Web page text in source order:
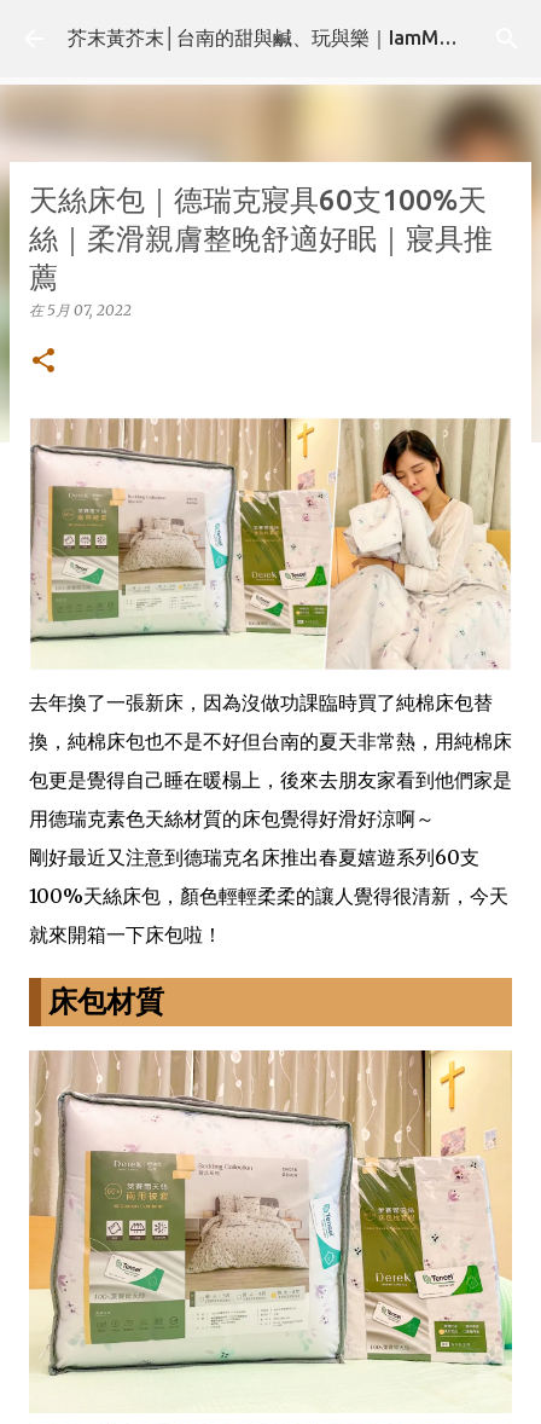
跳至主要內容 芥末黃芥末│台南的甜與鹹、玩與樂｜IamMMMustard.com
天絲床包｜德瑞克寢具60支100%天
絲｜柔滑親膚整晚舒適好眠｜寢具推
薦
在5月 07, 2022
去年換了一張新床，因為沒做功課臨時買了純棉床包替
換，純棉床包也不是不好但台南的夏天非常熱，用純棉床
包更是覺得自己睡在暖榻上，後來去朋友家看到他們家是
用德瑞克素色天絲材質的床包覺得好滑好涼啊～
剛好最近又注意到德瑞克名床推出春夏嬉遊系列60支
100%天絲床包，顏色輕輕柔柔的讓人覺得很清新，今天
就來開箱一下床包啦！
床包材質